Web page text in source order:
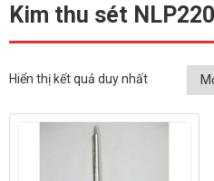
Kim thu sét
Hiển thị kết quả duy nhất